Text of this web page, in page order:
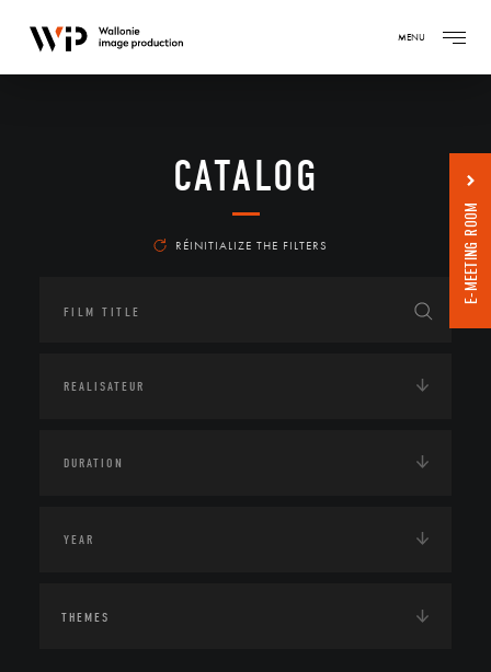
MENU
CATALOG
RÉINITIALIZE THE FILTERS
THEMES
E-MEETING ROOM